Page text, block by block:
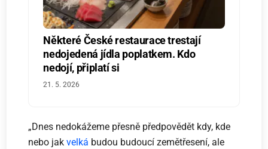
Některé České restaurace trestají
nedojedená jídla poplatkem. Kdo
nedojí, připlatí si
21. 5. 2026
„Dnes nedokážeme přesně předpovědět kdy, kde
nebo jakvelká budou budoucí zemětřesení, ale